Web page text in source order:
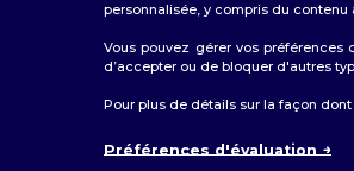
2026. Tous
personnalisée, y compris du
Vous pouvez gérer vos
d’accepter ou de bloquer d'autres
Pour plus de détails sur la façon
Préférences d'évaluation